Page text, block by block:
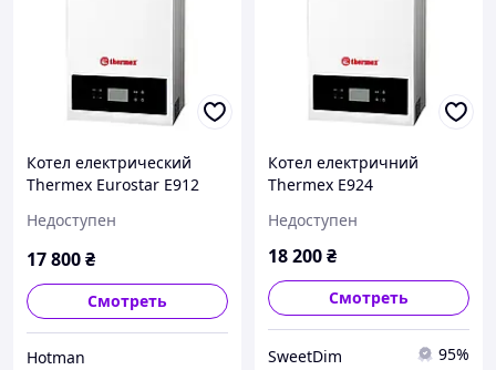
Котел електрический
Thermex Eurostar E912
Недоступен
17 800₴
Смотреть
Hotman
Котел електричний
Thermex E924
Недоступен
18 200₴
Смотреть
SweetDim 95%